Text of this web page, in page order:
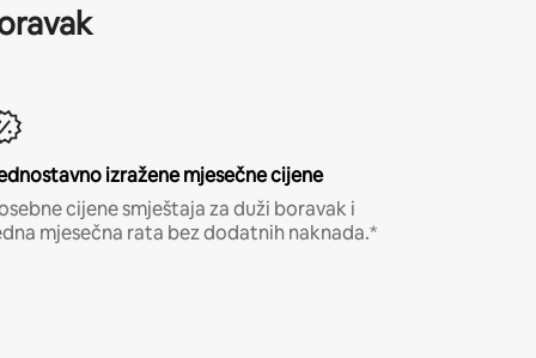
izražene mjesečne cijene
cijene smještaja za duži boravak i
mjesečna rata bez dodatnih naknada.*